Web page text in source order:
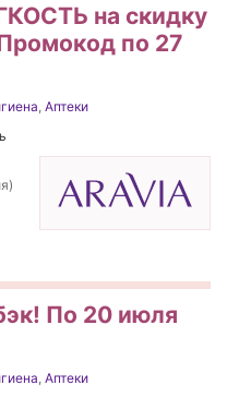
на скидку
по 27
Аптеки
По 20 июля
Аптеки